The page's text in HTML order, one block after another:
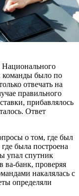
Национального
команды было по
отвечать на
правильного
прибавлялось
Ответ
о том, где был
была построена
упал спутник
ва-банк, проверяя
накалялась с
определяли